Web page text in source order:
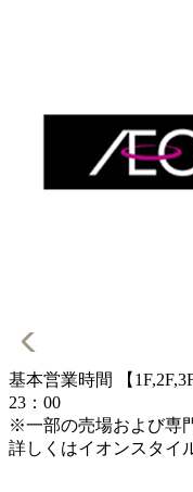
基本営業時間 【
23：00
※一部の売場および専
詳しくはイオンスタイ